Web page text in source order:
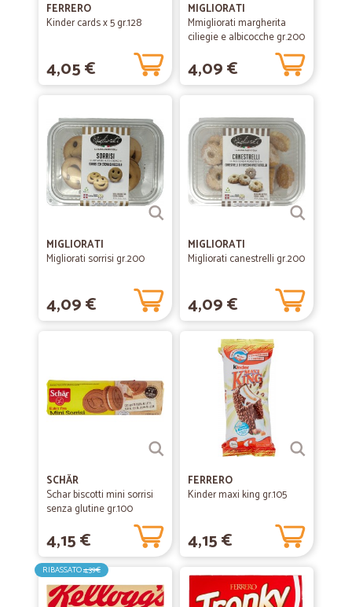
FERRERO
Kinder cards x 5 gr.128
4,05 €
MIGLIORATI
Mmigliorati margherita
ciliegie e albicocche gr.200
4,09 €
MIGLIORATI
Migliorati sorrisi gr.200
4,09 €
MIGLIORATI
Migliorati canestrelli gr.200
4,09 €
SCHÄR
Schar biscotti mini sorrisi
senza glutine gr.100
4,15 €
FERRERO
Kinder maxi king gr.105
4,15 €
RIBASSATO4,39€